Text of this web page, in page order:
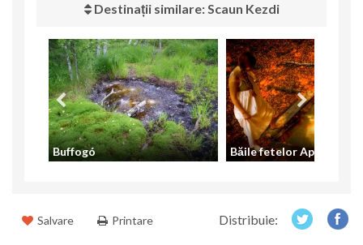
Destinații similare: Scaun Kezdi
Buffogó Băile fetelor Apor
Salvare Printare Distribuie: